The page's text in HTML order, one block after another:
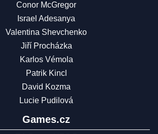
Conor McGregor
Israel Adesanya
Valentina Shevchenko
Jiří Procházka
Karlos Vémola
Patrik Kincl
David Kozma
Lucie Pudilová
Games.cz